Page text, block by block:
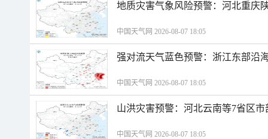
地质灾害气象风险预警：河北重庆
中国天气网 2026-08-07 18:05
强对流天气蓝色预警：浙江东部沿
中国天气网 2026-08-07 18:05
山洪灾害预警：河北云南等7省区
中国天气网 2026-08-07 18:05